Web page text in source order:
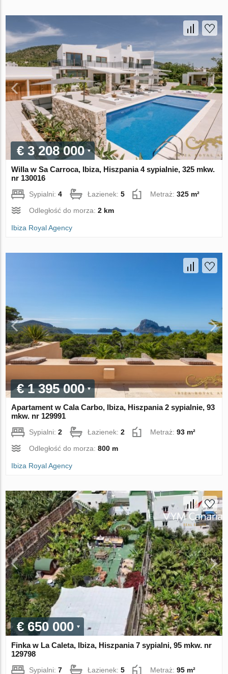
€ 3 208 000
Willa w Sa Carroca, Ibiza, Hiszpania 4 sypialnie, 325 mkw.
nr 130016
Sypialni:4 Łazienek:5 Metraż:325 m²
Odległość do morza:2 km
Ibiza Royal Agency
€ 1 395 000
Apartament w Cala Carbo, Ibiza, Hiszpania 2 sypialnie, 93
mkw. nr 129991
Sypialni:2 Łazienek:2 Metraż:93 m²
Odległość do morza:800 m
Ibiza Royal Agency
€ 650 000
Finka w La Caleta, Ibiza, Hiszpania 7 sypialni, 95 mkw. nr
129798
Sypialni:7 Łazienek:5 Metraż:95 m²